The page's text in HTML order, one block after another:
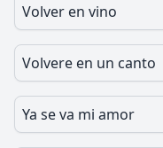
Volver en vino
Volvere en un canto
Ya se va mi amor